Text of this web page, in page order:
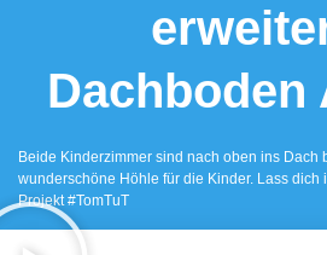
Dachboden
Beide Kinderzimmer sind nach oben ins Dach
wunderschöne Höhle für die Kinder. Lass dich
Projekt #TomTuT